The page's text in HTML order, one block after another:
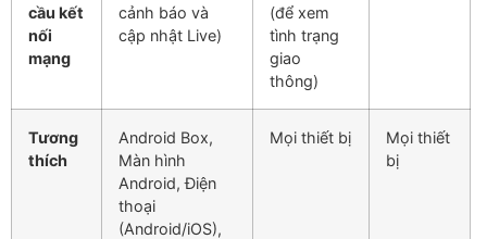
cầu kết
nối
mạng
cảnh báo và
cập nhật Live)
(để xem
tình trạng
giao
thông)
Tương
thích
Android Box,
Màn hình
Android, Điện
thoại
(Android/iOS),
Mọi thiết bị
Mọi thiết
bị